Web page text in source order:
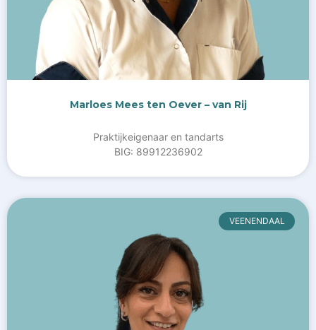
Marloes Mees ten Oever – van Rij
Praktijkeigenaar en tandarts
BIG: 89912236902
VEENENDAAL